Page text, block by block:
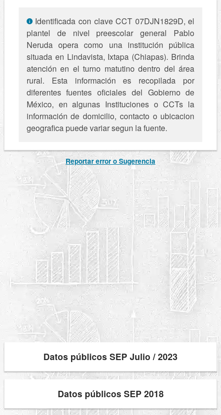
Identificada con clave CCT 07DJN1829D, el
plantel de nivel preescolar general Pablo
Neruda opera como una institución pública
situada en Lindavista, Ixtapa (Chiapas). Brinda
atención en el turno matutino dentro del área
rural. Esta información es recopilada por
diferentes fuentes oficiales del Gobierno de
México, en algunas Instituciones o CCTs la
información de domicilio, contacto o ubicacion
geografica puede variar segun la fuente.
Reportar error o Sugerencia
Datos públicos SEP Julio / 2023
Datos públicos SEP 2018